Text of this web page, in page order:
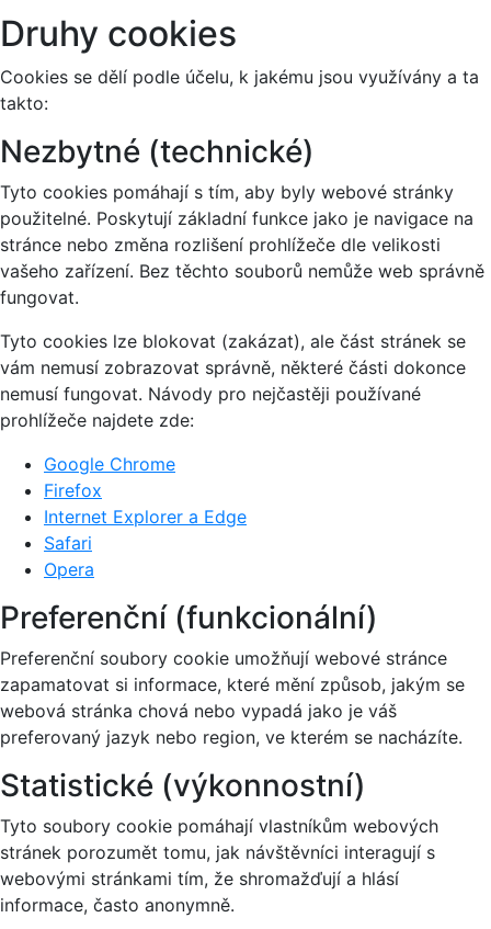
Druhy cookies
Cookies se dělí podle účelu, k jakému jsou využívány a ta
takto:
Nezbytné (technické)
Tyto cookies pomáhají s tím, aby byly webové stránky
použitelné. Poskytují základní funkce jako je navigace na
stránce nebo změna rozlišení prohlížeče dle velikosti
vašeho zařízení. Bez těchto souborů nemůže web správně
fungovat.
Tyto cookies lze blokovat (zakázat), ale část stránek se
vám nemusí zobrazovat správně, některé části dokonce
nemusí fungovat. Návody pro nejčastěji používané
prohlížeče najdete zde:
Google Chrome
Firefox
Internet Explorer a Edge
Safari
Opera
Preferenční (funkcionální)
Preferenční soubory cookie umožňují webové stránce
zapamatovat si informace, které mění způsob, jakým se
webová stránka chová nebo vypadá jako je váš
preferovaný jazyk nebo region, ve kterém se nacházíte.
Statistické (výkonnostní)
Tyto soubory cookie pomáhají vlastníkům webových
stránek porozumět tomu, jak návštěvníci interagují s
webovými stránkami tím, že shromažďují a hlásí
informace, často anonymně.